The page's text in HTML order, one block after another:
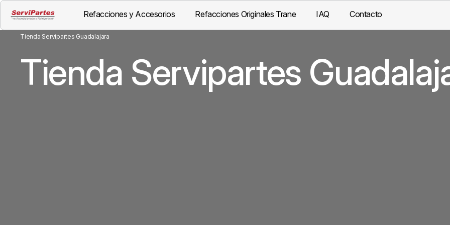
Refacciones y Accesorios Refacciones Originales Trane IAQ Contacto
Tienda Servipartes Guadalajara
Tienda Servipartes